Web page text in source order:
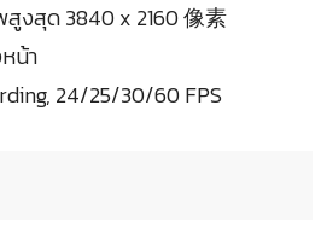
งสุด 3840 x 2160 像素
น้า
24/25/30/60 FPS